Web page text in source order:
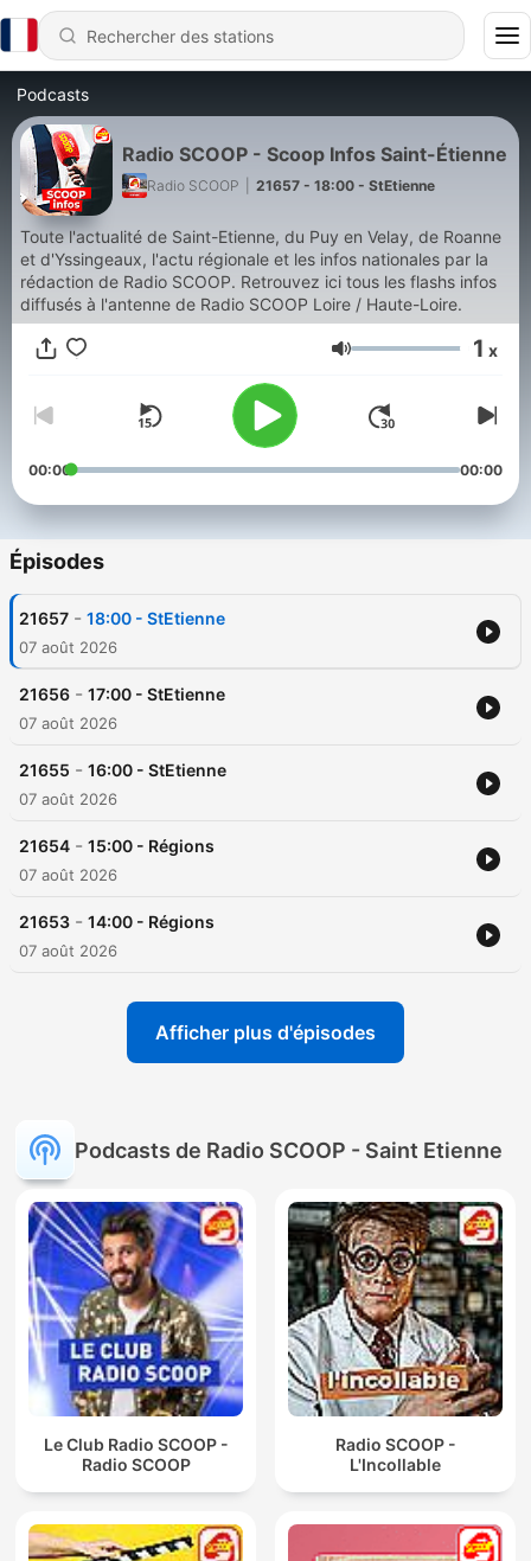
Podcasts
Radio SCOOP - Scoop Infos Saint-Étienne
Radio SCOOP 21657 - 18:00 - StEtienne
Toute l'actualité de Saint-Etienne, du Puy en Velay, de Roanne
et d'Yssingeaux, l'actu régionale et les infos nationales par la
rédaction de Radio SCOOP. Retrouvez ici tous les flashs infos
diffusés à l'antenne de Radio SCOOP Loire / Haute-Loire.
Volume 1 x
00:00 00:00
Épisodes
21657 - 18:00 - StEtienne
07 août 2026
21656 - 17:00 - StEtienne
07 août 2026
21655 - 16:00 - StEtienne
07 août 2026
21654 - 15:00 - Régions
07 août 2026
21653 - 14:00 - Régions
07 août 2026
Afficher plus d'épisodes
Podcasts de Radio SCOOP - Saint Etienne
Le Club Radio SCOOP -
Radio SCOOP
Radio SCOOP -
L'Incollable